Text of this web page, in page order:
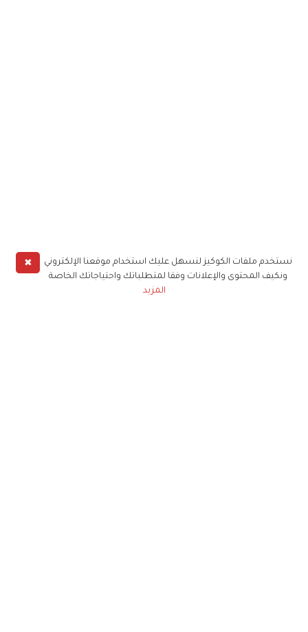
✖
نستخدم ملفات الكوكيز لنسهل عليك استخدام موقعنا الإلكتروني
ونكيف المحتوى والإعلانات وفقا لمتطلباتك واحتياجاتك الخاصة
المزيد